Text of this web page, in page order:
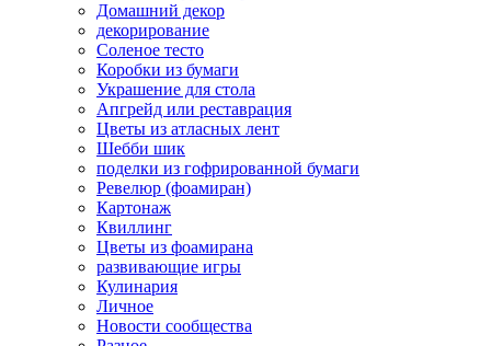
Домашний декор
декорирование
Соленое тесто
Коробки из бумаги
Украшение для стола
Апгрейд или реставрация
Цветы из атласных лент
Шебби шик
поделки из гофрированной бумаги
Ревелюр (фоамиран)
Картонаж
Квиллинг
Цветы из фоамирана
развивающие игры
Кулинария
Личное
Новости сообщества